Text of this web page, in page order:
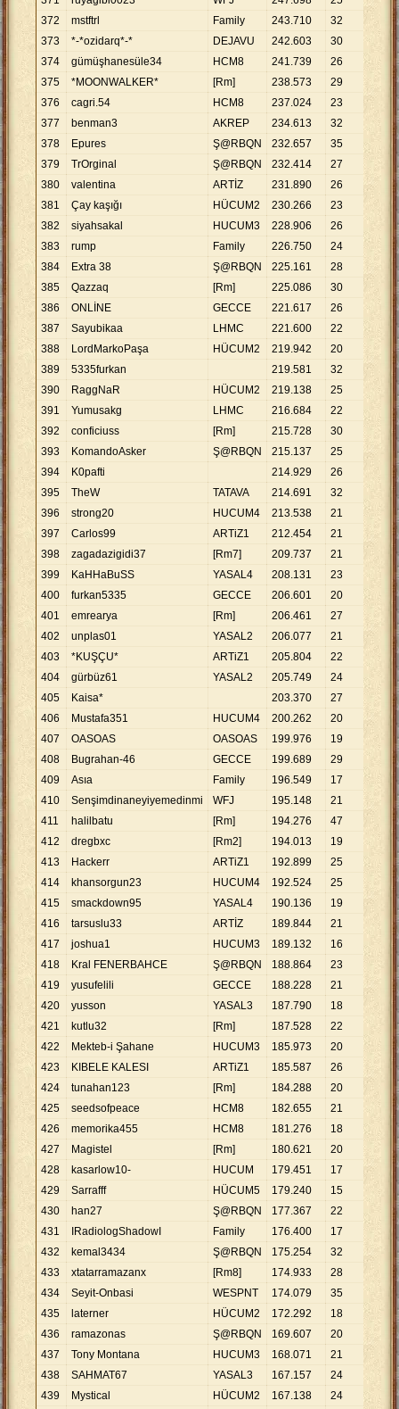
372
mstftrl Family 243.710 32
373
*-*ozidarq*-* DEJAVU 242.603 30
374
gümüşhanesüle34 HCM8 241.739 26
375
*MOONWALKER* [Rm] 238.573 29 8
376
cagri.54 HCM8 237.024 23
377
benman3 AKREP 234.613 32 7.
378
Epures Ş@RBQN 232.657 35
379
TrOrginal Ş@RBQN 232.414 27 8
380
valentina ARTİZ 231.890 26
381
Çay kaşığı HÜCUM2 230.266 23 10
382
siyahsakal HUCUM3 228.906 26
383
rump Family 226.750 24 9
384
Extra 38 Ş@RBQN 225.161 28 8
385
Qazzaq [Rm] 225.086 30
386
ONLİNE GECCE 221.617 26 8
387
Sayubikaa LHMC 221.600 22
388
LordMarkoPaşa HÜCUM2 219.942 20
389
5335furkan 219.581 32
390
RaggNaR HÜCUM2 219.138 25 8.
391
Yumusakg LHMC 216.684 22
392
conficiuss [Rm] 215.728 30 7
393
KomandoAsker Ş@RBQN 215.137 25
394
K0pafti 214.929 26 8
395
TheW TATAVA 214.691 32
396
strong20 HUCUM4 213.538 21 10
397
Carlos99 ARTiZ1 212.454 21 10
398
zagadazigidi37 [Rm7] 209.737 21
399
KaHHaBuSS YASAL4 208.131 23 9
400
furkan5335 GECCE 206.601 20
401
emrearya [Rm] 206.461 27
402
unplas01 YASAL2 206.077 21
403
*KUŞÇU* ARTiZ1 205.804 22 9
404
gürbüz61 YASAL2 205.749 24
405
Kaisa* 203.370 27 7
406
Mustafa351 HUCUM4 200.262 20
407
OASOAS OASOAS 199.976 19 10
408
Bugrahan-46 GECCE 199.689 29
409
Asıa Family 196.549 17 11
410
Senşimdinaneyiyemedinmi WFJ 195.148 21 9
411
halilbatu [Rm] 194.276 47
412
dregbxc [Rm2] 194.013 19 10
413
Hackerr ARTiZ1 192.899 25
414
khansorgun23 HUCUM4 192.524 25
415
smackdown95 YASAL4 190.136 19
416
tarsuslu33 ARTİZ 189.844 21 9
417
joshua1 HUCUM3 189.132 16
418
Kral FENERBAHCE Ş@RBQN 188.864 23
211
419
yusufelili GECCE 188.228 21
420
yusson YASAL3 187.790 18 10
421
kutlu32 [Rm] 187.528 22
422
Mekteb-i Şahane HUCUM3 185.973 20 9
423
KIBELE KALESI ARTiZ1 185.587 26 7
424
tunahan123 [Rm] 184.288 20
425
seedsofpeace HCM8 182.655 21 8.
426
memorika455 HCM8 181.276 18
427
Magistel [Rm] 180.621 20
428
kasarlow10- HUCUM 179.451 17
429
Sarrafff HÜCUM5 179.240 15
430
han27 Ş@RBQN 177.367 22
431
IRadiologShadowI Family 176.400 17
432
kemal3434 Ş@RBQN 175.254 32
433
xtatarramazanx [Rm8] 174.933 28 6
434
Seyit-Onbasi WESPNT 174.079 35
435
laterner HÜCUM2 172.292 18 9
436
ramazonas Ş@RBQN 169.607 20 8
437
Tony Montana HUCUM3 168.071 21
438
SAHMAT67 YASAL3 167.157 24 6.
439
Mystical HÜCUM2 167.138 24